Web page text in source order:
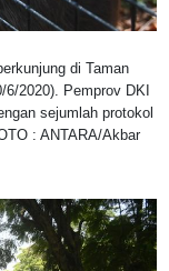
di Taman
2020). Pemprov DKI
sejumlah protokol
: ANTARA/Akbar